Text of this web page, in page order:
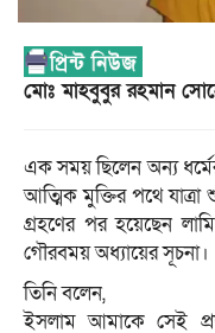
মোঃ মাহবুবুর রহমান
এক সময় ছিলেন অন্য
আত্মিক মুক্তির পথে
গ্রহণের পর হয়েছেন
গৌরবময় অধ্যায়ের সূচনা।
তিনি বলেন,
ইসলাম আমাকে সেই